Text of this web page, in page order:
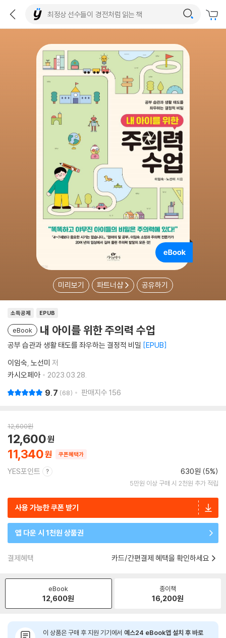
미리보기 파트너샵 공유하기
소득공제 EPUB
eBook 내 아이를 위한 주의력 수업
공부 습관과 생활 태도를 좌우하는 결정적 비밀 EPUB
이임숙 노선미 저
카시오페아
2023.03.28.
9.7 68 판매지수 156
12,600원
11,340
12,600
쿠폰혜택가
YES포인트 630원 (5%)
5만원 이상 구매 시 2천원 추가 적립
사용 가능한 쿠폰 받기
앱 다운 시 1천원 상품권
결제혜택 카드/간편결제 혜택을 확인하세요
eBook
12,600원
종이책
16,200원
이 상품은 구매 후 지원 기기에서 예스24 eBook앱 설치 후 바로